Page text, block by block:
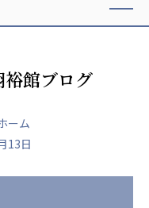
館ブログ
ーム
13日